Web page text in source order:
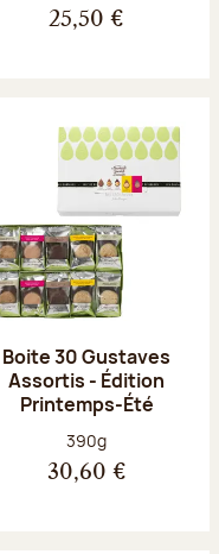
25,50 €
Boite 30 Gustaves
Assortis - Édition
Printemps-Été
Poids net :
390g
30,60 €